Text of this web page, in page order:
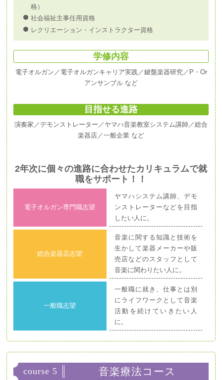
格）
社会福祉主事任用資格
レクリエーション・インストラクター資格
学修内容
電子オルガン／電子オルガンキャリア実践／鍵盤楽器研究／P・Or
アンサンブル など
目指せる進路
演奏家／デモンストレーター／ヤマハ音楽教室システム講師／総合
楽器店／一般企業 など
2年次に個々の進路に合わせたカリキュラムで就
職をサポート！！
電子オルガン専門職志望
ヤマハシステム講師、デモ
ンストレーターなどを目指
したい人に。
総合楽器店志望
音楽に関する知識と技術を
生かして楽器メーカーや販
売店などのスタッフとして
音楽に関わりたい人に。
一般職志望
一般職に就き、仕事とは別
にライフワークとして音楽
活動を続けていきたい人
に。
course 5 音楽療法コース